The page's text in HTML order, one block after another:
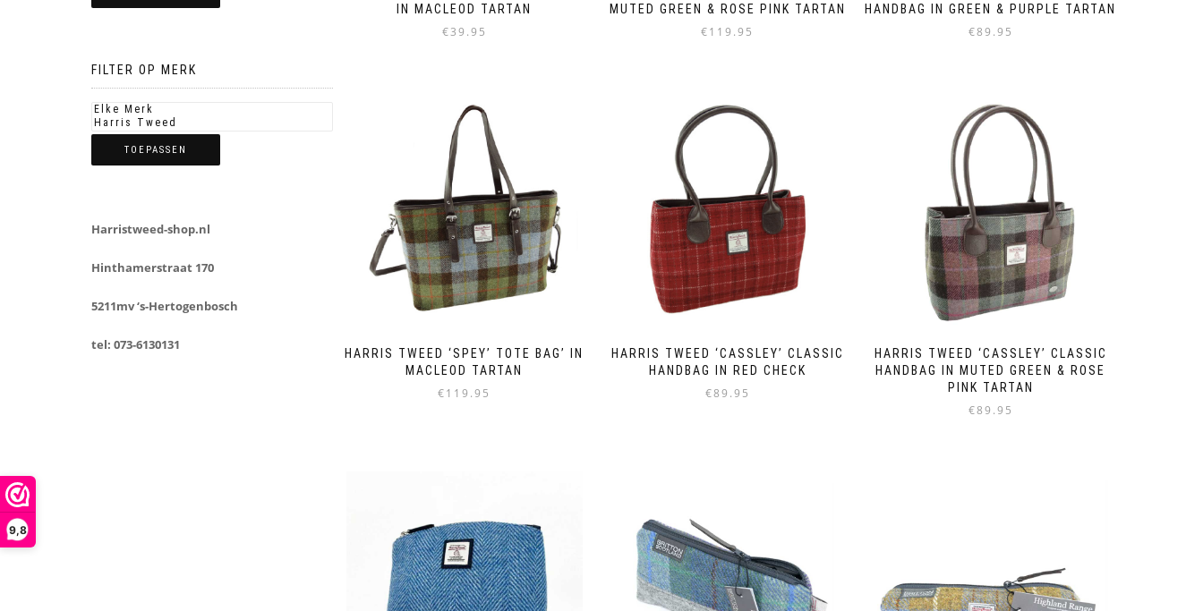
9,8
IN MACLEOD TARTAN
€39.95
MUTED GREEN & ROSE PINK TARTAN
€119.95
HANDBAG IN GREEN & PURPLE TARTAN
€89.95
HARRIS TWEED ‘SPEY’ TOTE BAG’ IN
MACLEOD TARTAN
€119.95
HARRIS TWEED ‘CASSLEY’ CLASSIC
HANDBAG IN RED CHECK
€89.95
HARRIS TWEED ‘CASSLEY’ CLASSIC
HANDBAG IN MUTED GREEN & ROSE
PINK TARTAN
€89.95
FILTER OP MERK
TOEPASSEN
Harristweed-shop.nl
Hinthamerstraat 170
5211mv ‘s-Hertogenbosch
tel: 073-6130131